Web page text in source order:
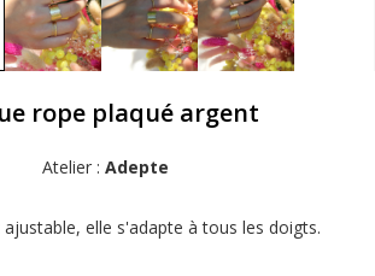
rope plaqué argent
Atelier : Adepte
elle s'adapte à tous les doigts.